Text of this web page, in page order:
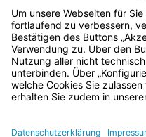
3.5.2 § 65 Aufgaben von
3.5.3 § 66 Weitere
3.6
Abschnitt 5
Küstenschutzbauten
3.6.1 § 67 Grundsatz,
oberirdische Gewässer